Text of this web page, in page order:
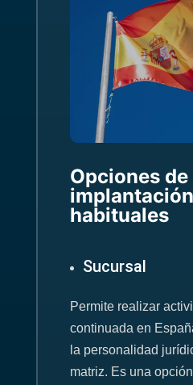
Opciones de
habituales
Sucursal
Permite realizar
continuada en
la personalidad
matriz. Es una